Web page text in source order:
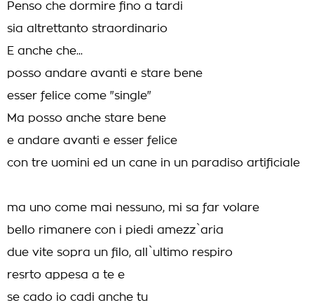
Penso che dormire fino a tardi
sia altrettanto straordinario
E anche che...
posso andare avanti e stare bene
esser felice come "single"
Ma posso anche stare bene
e andare avanti e esser felice
con tre uomini ed un cane in un paradiso artificiale
ma uno come mai nessuno, mi sa far volare
bello rimanere con i piedi amezz`aria
due vite sopra un filo, all`ultimo respiro
resrto appesa a te e
se cado io cadi anche tu